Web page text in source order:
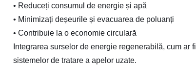
• Reduceți consumul de energie și apă
• Minimizați deșeurile și evacuarea de poluanți
• Contribuie la o economie circulară
Integrarea surselor de energie regenerabilă, cum
sistemelor de tratare a apelor uzate.